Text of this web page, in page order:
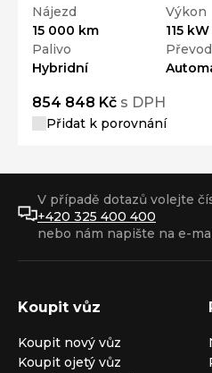
Nájezd
15 000 km
Výkon
115 kW
Palivo
Hybridní
854 848 Kč s DPH
Přidat k porovnání
V případě dotazů volejte
+420 325 400 400
nebo nám napište na e-
Koupit vůz
Koupit nový vůz
Koupit ojetý vůz